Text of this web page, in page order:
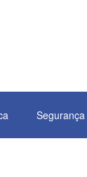
Segurança